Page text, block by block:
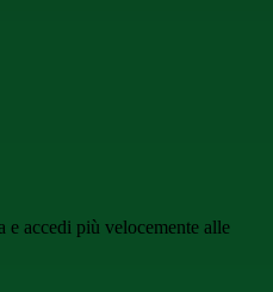
e accedi più velocemente alle